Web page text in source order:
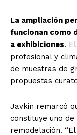
La ampliación
funcionan como
a exhibiciones.
profesional y
de muestras de
propuestas
Javkin remarcó
constituye uno
remodelación.